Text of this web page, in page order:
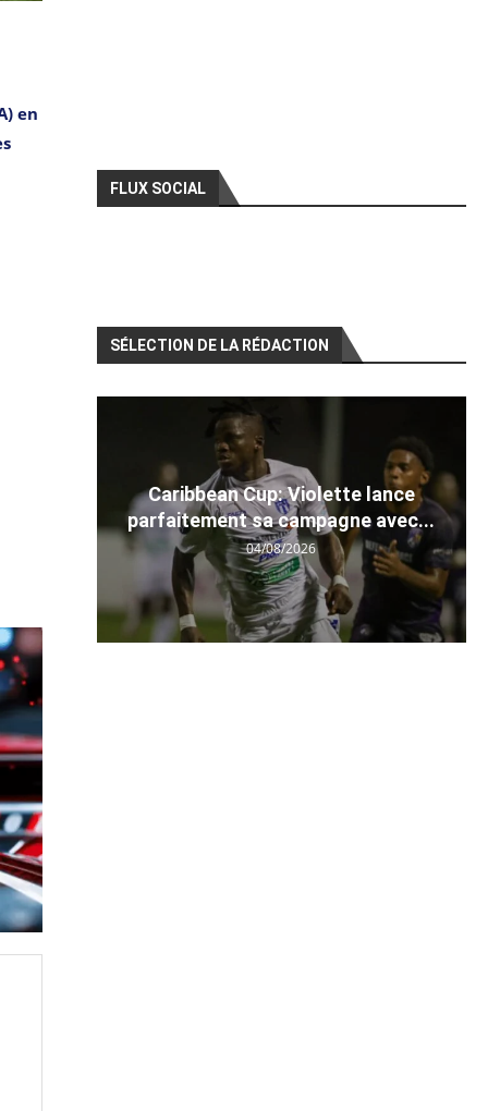
en
FLUX SOCIAL
SÉLECTION DE LA RÉDACTION
Caribbean Cup: Violette lance
parfaitement sa campagne avec...
04/08/2026